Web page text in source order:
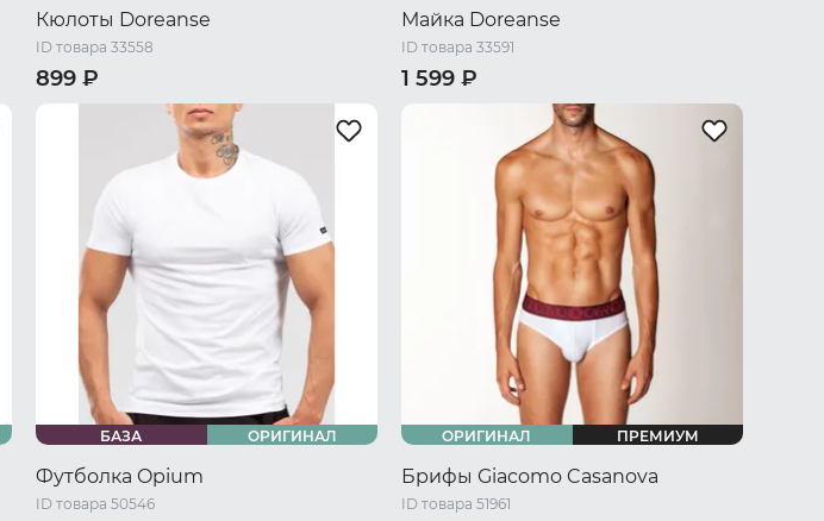
Кюлоты Doreanse
ID товара 33558
899 ₽
44 RU / M 48 RU / L
52 RU / XXL
54 RU / XXXL
56 RU / XXXXL
58 RU / 5XL
Майка Doreanse
ID товара 33591
1 599 ₽
44 RU / M
52 RU / XXL
54 RU / XXXL
56 RU / XXXXL
58 RU / 5XL
БАЗА ОРИГИНАЛ
Футболка Opium
ID товара 50546
ОРИГИНАЛ ПРЕМИУМ
Брифы Giacomo Casanova
ID товара 51961